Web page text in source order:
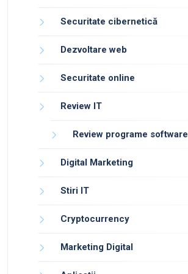
Securitate cibernetică
Dezvoltare web
Securitate online
Review IT
Review programe software
Digital Marketing
Stiri IT
Cryptocurrency
Marketing Digital